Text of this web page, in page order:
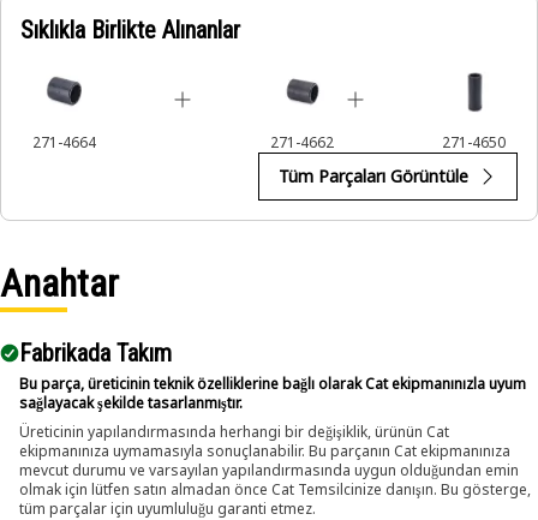
Applications:
The 12-Point Impact Socket is used in conjunction with
impact wrenches to handle hexagonal fasteners on
and assembly operations.
Sıklıkla Birlikte Alınanlar
271-4664 271-4662 271-4650
Tüm Parçaları Görüntüle
Anahtar
Fabrikada Takım
Bu parça, üreticinin teknik özelliklerine bağlı olarak Cat ekipmanınızla uyum
sağlayacak şekilde tasarlanmıştır.
Üreticinin yapılandırmasında herhangi bir değişiklik, ürünün Cat
ekipmanınıza uymamasıyla sonuçlanabilir. Bu parçanın Cat ekipmanınıza
mevcut durumu ve varsayılan yapılandırmasında uygun olduğundan emin
olmak için lütfen satın almadan önce Cat Temsilcinize danışın. Bu gösterge,
tüm parçalar için uyumluluğu garanti etmez.